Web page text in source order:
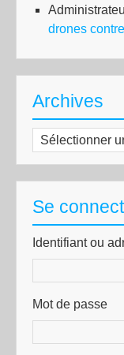
drones
Archives
Archives
Se
Identifiant ou
Mot de passe